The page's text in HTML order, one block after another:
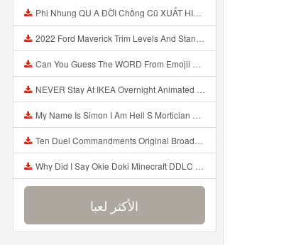
Phi Nhung QU A ĐỜI Chồng Cũ XUẤT HIỆN Khóc Hối Hận Vì Làm Điều KHỦNG KHIẾP Với Cô Mp3
2022 Ford Maverick Trim Levels And Standard Features Explained Mp3
Can You Guess The WORD From Emojii COMPOUND WORD EMOJII CHALLENGE 90 PEOPLE FAIL Guess Mp3
NEVER Stay At IKEA Overnight Animated SCP 3008 Horror Story Mp3
My Name Is Simon I Am Hell S Mortician And I Am Going To Kill God Creepypasta Mp3
Ten Duel Commandments Original Broadway Cast Of Hamilton Lyrics Mp3
Why Did I Say Okie Doki Minecraft DDLC Animated Music Video Song By The Stupendium Mp3
الأكثر لعبا